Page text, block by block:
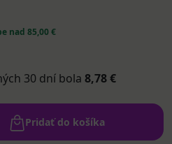
nad 85,00 €
30 dní bola 8,78 €
Pridať do košíka